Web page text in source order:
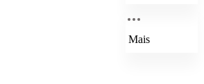
Mais